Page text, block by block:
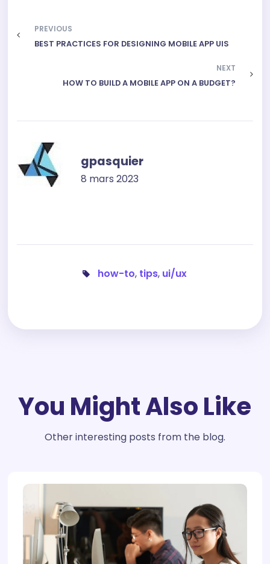
PREVIOUS
BEST PRACTICES FOR DESIGNING MOBILE APP UIS
NEXT
HOW TO BUILD A MOBILE APP ON A BUDGET?
gpasquier
8 mars 2023
how-to, tips, ui/ux
You Might Also Like
Other interesting posts from the blog.